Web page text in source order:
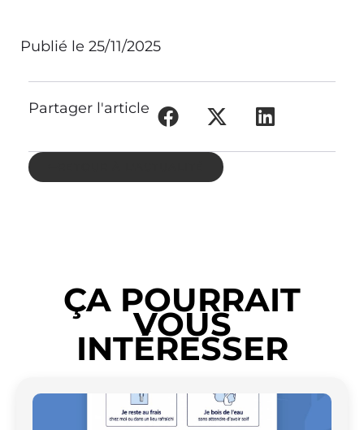
Publié le 25/11/2025
Partager l'article
ÇA POURRAIT
VOUS
INTÉRESSER